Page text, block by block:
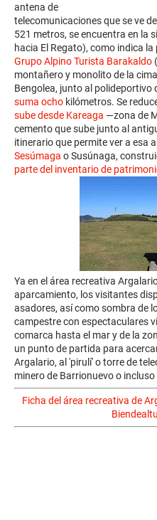
antena de
telecomunicaciones que se ve
521 metros, se encuentra en la
hacia El Regato), como indica
Grupo Alpino Turista Barakaldo
montañero y monolito de la
Bengolea, junto al polideportivo
suma ocho kilómetros. Se
sube desde Kareaga —zona de
cemento que sube junto al
itinerario que permite ver a esa
Sesúmaga o Susúnaga,
parte del inventario de
Ya en el área recreativa
aparcamiento, los visitantes
asadores, así como sombra de
campestre con espectaculares
comarca hasta el mar y de la
un punto de partida para
Argalario, al 'pirulí' o torre de
minero de Barrionuevo o
Ficha del área recreativa de